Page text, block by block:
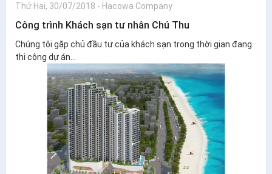
Thứ Hai, 30/07/2018 - Hacowa Company
Công trình Khách sạn tư nhân Chú Thu
Chúng tôi gặp chủ đầu tư của khách sạn trong thời gian đang
thi công dự án...